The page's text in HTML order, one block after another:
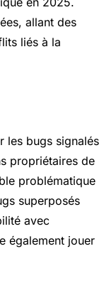
allant des
liés à la
les bugs signalés
propriétaires de
problématique
superposés
avec
également jouer